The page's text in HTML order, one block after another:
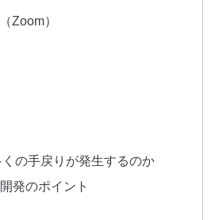
Zoom）
の手戻りが発生するのか
発のポイント